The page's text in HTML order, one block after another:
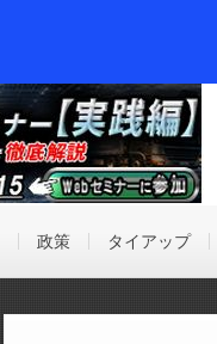
政策 タイアップ